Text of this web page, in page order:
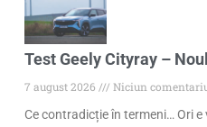
Test Geely Cityray –
7 august 2026
Niciun
Ce contradicție în termeni… Ori e